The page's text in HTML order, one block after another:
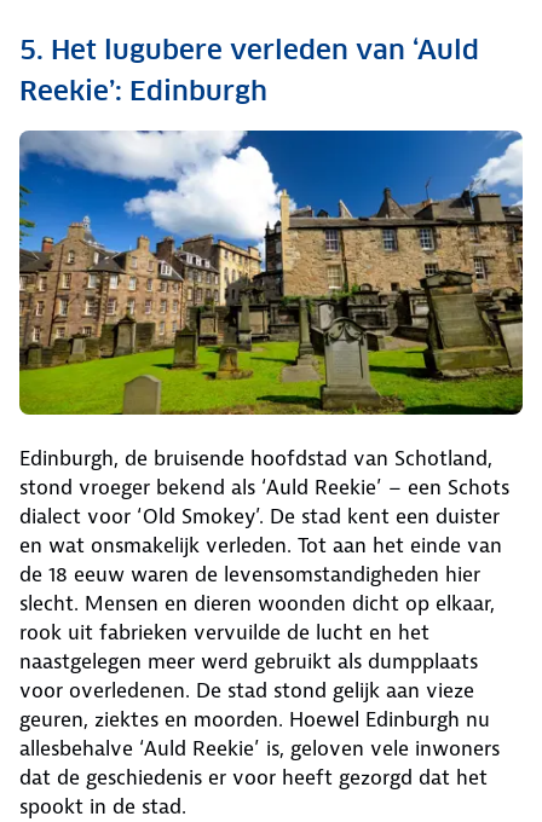
5. Het lugubere verleden van ‘Auld
Reekie’: Edinburgh
Edinburgh, de bruisende hoofdstad van Schotland,
stond vroeger bekend als ‘Auld Reekie’ – een Schots
dialect voor ‘Old Smokey’. De stad kent een duister
en wat onsmakelijk verleden. Tot aan het einde van
de 18 eeuw waren de levensomstandigheden hier
slecht. Mensen en dieren woonden dicht op elkaar,
rook uit fabrieken vervuilde de lucht en het
naastgelegen meer werd gebruikt als dumpplaats
voor overledenen. De stad stond gelijk aan vieze
geuren, ziektes en moorden. Hoewel Edinburgh nu
allesbehalve ‘Auld Reekie’ is, geloven vele inwoners
dat de geschiedenis er voor heeft gezorgd dat het
spookt in de stad.